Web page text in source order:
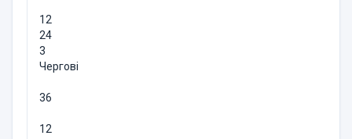
12
24
3
Чергові
36
12